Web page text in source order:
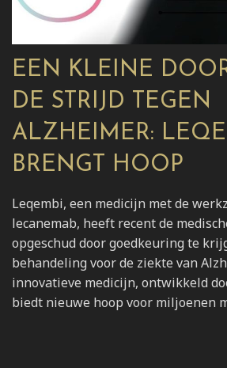
EEN KLEINE
DE STRIJD TEGEN
ALZHEIMER:
BRENGT HOOP
Leqembi, een medicijn met de
lecanemab, heeft recent de
opgeschud door goedkeuring te
behandeling voor de ziekte van
innovatieve medicijn, ontwikkeld
biedt nieuwe hoop voor miljoenen